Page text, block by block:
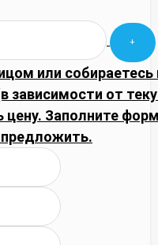
или
зависимости от
цену. Заполните